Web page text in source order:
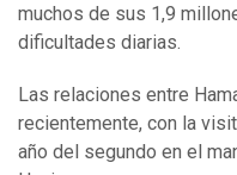
muchos de sus 1,9
dificultades diarias.
Las relaciones entre
recientemente, con la
año del segundo en el